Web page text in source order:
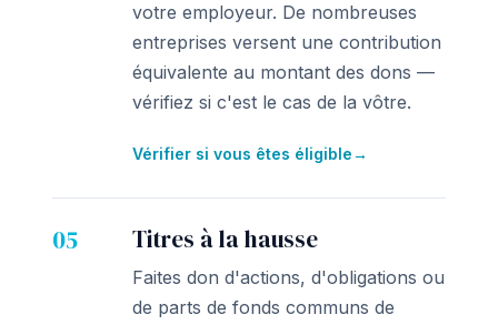
votre employeur. De nombreuses
entreprises versent une contribution
équivalente au montant des dons —
vérifiez si c'est le cas de la vôtre.
Vérifier si vous êtes éligible→
05 Titres à la hausse
Faites don d'actions, d'obligations ou
de parts de fonds communs de